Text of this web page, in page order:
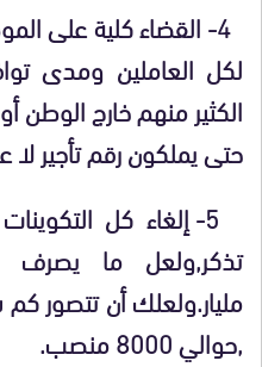
4- القضاء كلية على
لكل العاملين ومدى
الكثير منهم خارج الوطن
حتى يملكون رقم تأجير
5- إلغاء كل
مليار.ولعلك أن تتصور
,حوالي 8000 منصب.